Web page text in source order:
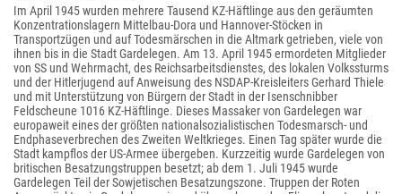
Im April 1945 wurden mehrere Tausend KZ-Häftlinge aus den geräumten
Konzentrationslagern Mittelbau-Dora und Hannover-Stöcken in
Transportzügen und auf Todesmärschen in die Altmark getrieben, viele von
ihnen bis in die Stadt Gardelegen. Am 13. April 1945 ermordeten Mitglieder
von SS und Wehrmacht, des Reichsarbeitsdienstes, des lokalen Volkssturms
und der Hitlerjugend auf Anweisung des NSDAP-Kreisleiters Gerhard Thiele
und mit Unterstützung von Bürgern der Stadt in der Isenschnibber
Feldscheune 1016 KZ-Häftlinge. Dieses Massaker von Gardelegen war
europaweit eines der größten nationalsozialistischen Todesmarsch- und
Endphaseverbrechen des Zweiten Weltkrieges. Einen Tag später wurde die
Stadt kampflos der US-Armee übergeben. Kurzzeitig wurde Gardelegen von
britischen Besatzungstruppen besetzt; ab dem 1. Juli 1945 wurde
Gardelegen Teil der Sowjetischen Besatzungszone. Truppen der Roten